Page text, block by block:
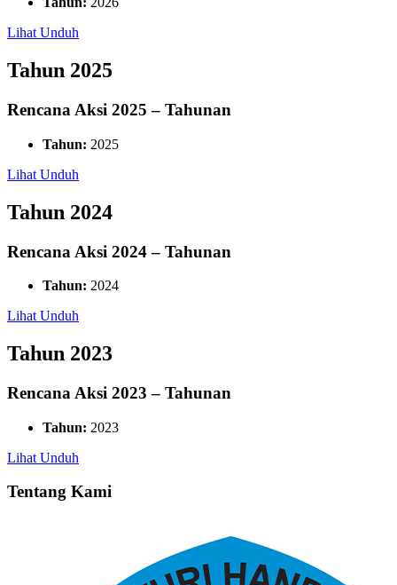
Lihat Unduh
Tahun 2025
Rencana Aksi 2025 – Tahunan
Tahun: 2025
Lihat Unduh
Tahun 2024
Rencana Aksi 2024 – Tahunan
Tahun: 2024
Lihat Unduh
Tahun 2023
Rencana Aksi 2023 – Tahunan
Tahun: 2023
Lihat Unduh
Tentang Kami